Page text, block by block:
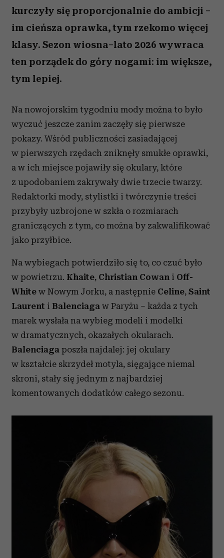
kurczyły się proporcjonalnie do ambicji –
im cieńsza oprawka, tym rzekomo więcej
klasy. Sezon wiosna–lato 2026 wywraca
ten porządek do góry nogami: im większe,
tym lepiej.
Na nowojorskim tygodniu mody można to było
wyczuć jeszcze zanim zaczęły się pierwsze
pokazy. Wśród publiczności zasiadającej
w pierwszych rzędach zniknęły smukłe oprawki,
a w ich miejsce pojawiły się okulary, które
z upodobaniem zakrywały dwie trzecie twarzy.
Redaktorki mody, stylistki i twórczynie treści
przybyły uzbrojone w szkła o rozmiarach
graniczących z tym, co można by zakwalifikować
jako przyłbice.
Na wybiegach potwierdziło się to, co czuć było
w powietrzu. Khaite, Christian Cowan i Off-
White w Nowym Jorku, a następnie Celine, Saint
Laurent i Balenciaga w Paryżu – każda z tych
marek wysłała na wybieg modeli i modelki
w dramatycznych, okazałych okularach.
Balenciaga poszła najdalej: jej okulary
w kształcie skrzydeł motyla, sięgające niemal
skroni, stały się jednym z najbardziej
komentowanych dodatków całego sezonu.